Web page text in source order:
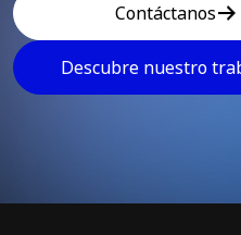
Contáctanos
Descubre nuestro